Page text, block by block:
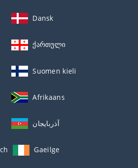
Dansk
ქართული
Suomen kieli
Afrikaans
آذربايجان
Gaeilge